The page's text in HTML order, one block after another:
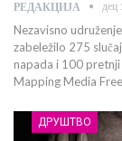
РЕДАКЦИЈА дец
Nezavisno
zabeležilo 275
napada i 100
Mapping Media
ДРУШТВО